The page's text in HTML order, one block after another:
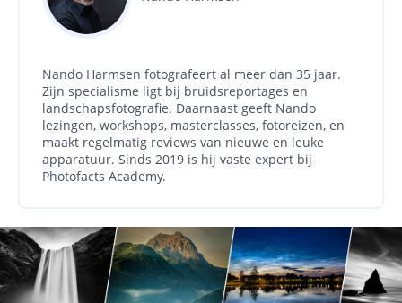
Nando Harmsen fotografeert al meer dan 35 jaar.
Zijn specialisme ligt bij bruidsreportages en
landschapsfotografie. Daarnaast geeft Nando
lezingen, workshops, masterclasses, fotoreizen, en
maakt regelmatig reviews van nieuwe en leuke
apparatuur. Sinds 2019 is hij vaste expert bij
Photofacts Academy.